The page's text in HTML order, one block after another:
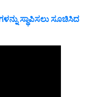
ಸ್ಥಾಪಿಸಲು ಸೂಚಿಸಿದ